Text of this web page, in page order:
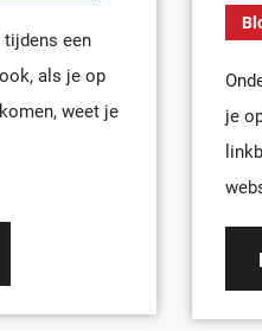
een
als je op
weet je
je